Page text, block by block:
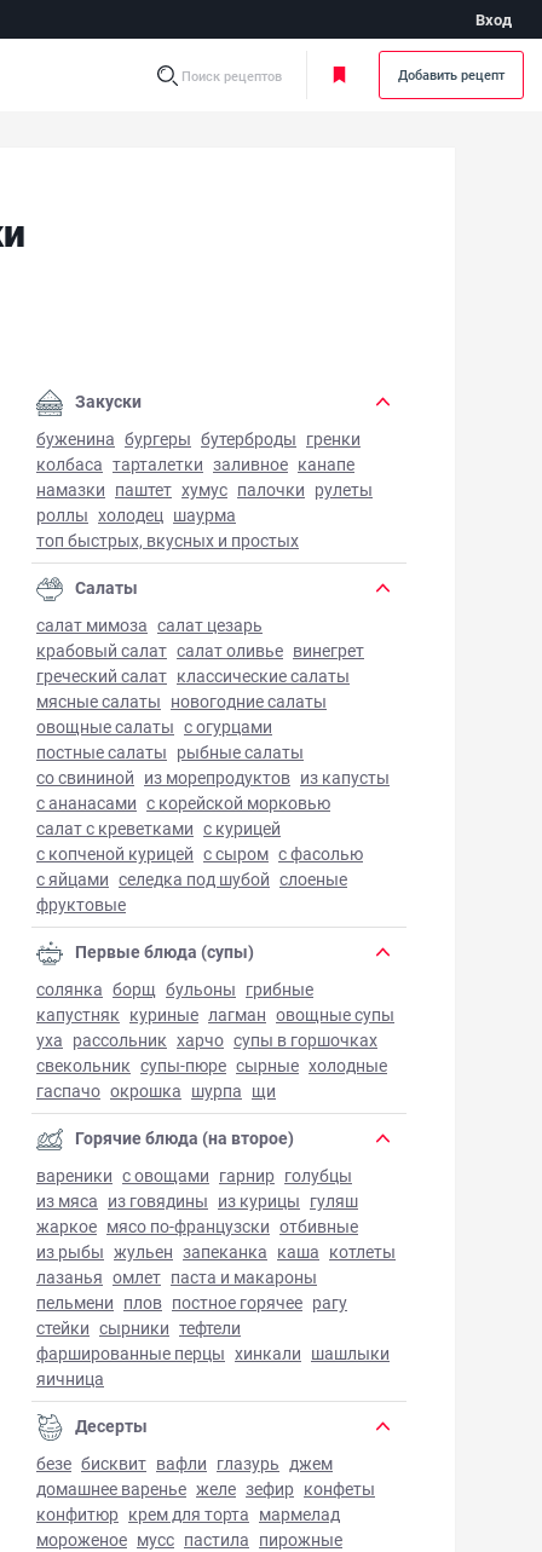
Вход
Поиск рецептов Добавить рецепт
капуста за сутки - фото готового блюда
Закуски
буженина бургеры бутерброды гренки
колбаса тарталетки заливное канапе
намазки паштет хумус палочки рулеты
роллы холодец шаурма
топ быстрых, вкусных и простых
Салаты
салат мимоза салат цезарь
крабовый салат салат оливье винегрет
греческий салат классические салаты
мясные салаты новогодние салаты
овощные салаты с огурцами
постные салаты рыбные салаты
со свининой из морепродуктов из капусты
с ананасами с корейской морковью
салат с креветками с курицей
с копченой курицей с сыром с фасолью
с яйцами селедка под шубой слоеные
фруктовые
Первые блюда (супы)
солянка борщ бульоны грибные
капустняк куриные лагман овощные супы
уха рассольник харчо супы в горшочках
свекольник супы-пюре сырные холодные
гаспачо окрошка шурпа щи
Горячие блюда (на второе)
вареники с овощами гарнир голубцы
из мяса из говядины из курицы гуляш
жаркое мясо по-французски отбивные
из рыбы жульен запеканка каша котлеты
лазанья омлет паста и макароны
пельмени плов постное горячее рагу
стейки сырники тефтели
фаршированные перцы хинкали шашлыки
яичница
Десерты
безе бисквит вафли глазурь джем
домашнее варенье желе зефир конфеты
конфитюр крем для торта мармелад
мороженое мусс пастила пирожные